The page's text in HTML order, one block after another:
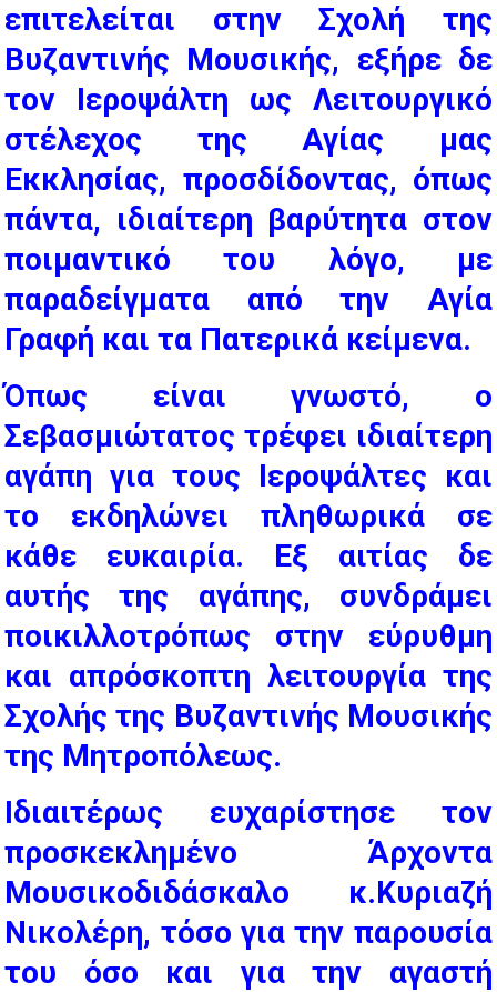
επιτελείται στην Σχολή της
Βυζαντινής Μουσικής, εξήρε δε
τον Ιεροψάλτη ως Λειτουργικό
στέλεχος της Αγίας μας
Εκκλησίας, προσδίδοντας, όπως
πάντα, ιδιαίτερη βαρύτητα στον
ποιμαντικό του λόγο, με
παραδείγματα από την Αγία
Γραφή και τα Πατερικά κείμενα.
Όπως είναι γνωστό, ο
Σεβασμιώτατος τρέφει ιδιαίτερη
αγάπη για τους Ιεροψάλτες και
το εκδηλώνει πληθωρικά σε
κάθε ευκαιρία. Εξ αιτίας δε
αυτής της αγάπης, συνδράμει
ποικιλλοτρόπως στην εύρυθμη
και απρόσκοπτη λειτουργία της
Σχολής της Βυζαντινής Μουσικής
της Μητροπόλεως.
Ιδιαιτέρως ευχαρίστησε τον
προσκεκλημένο Άρχοντα
Μουσικοδιδάσκαλο κ.Κυριαζή
Νικολέρη, τόσο για την παρουσία
του όσο και για την αγαστή